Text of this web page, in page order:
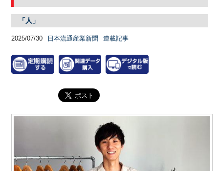
「人」
2025/07/30 日本流通産業新聞 連載記事